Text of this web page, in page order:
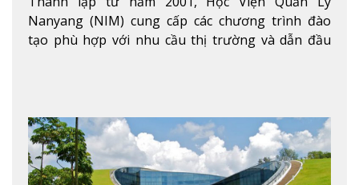
Nanyang (NIM) cung cấp các chương trình đào
tạo phù hợp với nhu cầu thị trường và dẫn đầu
học tập và nghiên cứu chất lượng nhằm nâng cao
kỹ năng, kiến thức và năng lực của sinh viên và các
đối tác của trườngXem thêm